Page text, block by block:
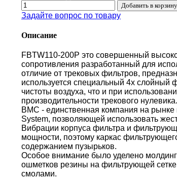
Задайте вопрос по товару
Описание
FBTW110-200P это совершенный
сопротивления разработанный для
отличие от трековых фильтров,
используется специальный 4х
чистоты воздуха, что и при
производительности трекового нулевика.
BMC - единственная компания на
System, позволяющей использовать
Вибрации корпуса фильтра и
мощности, поэтому каркас
содержанием пузырьков.
Особое внимание было уделено
ошметков резины на фильтрующей
смолами.